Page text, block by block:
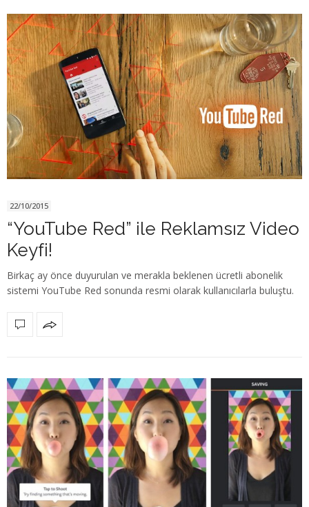
22/10/2015
“YouTube Red” ile Reklamsız Video
Keyfi!
Birkaç ay önce duyurulan ve merakla beklenen ücretli abonelik
sistemi YouTube Red sonunda resmi olarak kullanıcılarla buluştu.